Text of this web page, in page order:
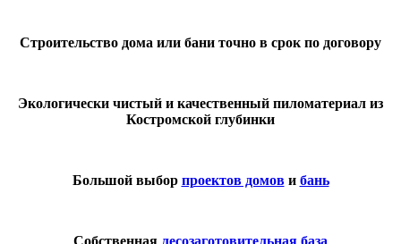
Строительство дома или бани точно в срок по договору
Экологически чистый и качественный пиломатериал из
Костромской глубинки
Большой выбор проектов домови бань
Собственная лесозаготовительная база